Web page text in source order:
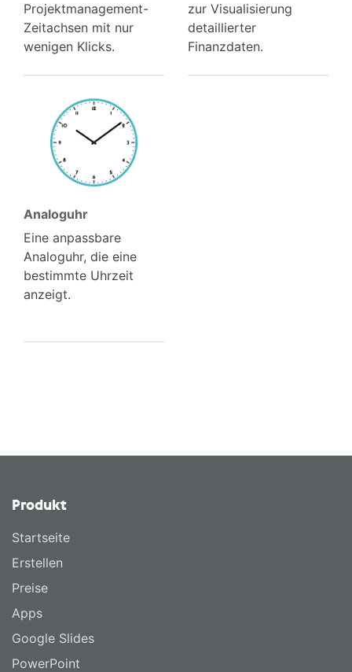
Projektmanagement-
Zeitachsen mit nur
wenigen Klicks.
zur Visualisierung
detaillierter
Finanzdaten.
Analoguhr
Eine anpassbare
Analoguhr, die eine
bestimmte Uhrzeit
anzeigt.
Produkt
Startseite
Erstellen
Preise
Apps
Google Slides
PowerPoint